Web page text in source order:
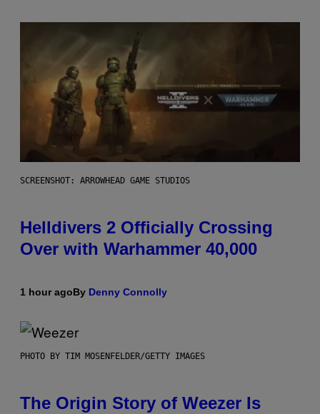
SCREENSHOT: ARROWHEAD GAME STUDIOS
Helldivers 2 Officially Crossing
Over with Warhammer 40,000
1 hour agoBy Denny Connolly
PHOTO BY TIM MOSENFELDER/GETTY IMAGES
The Origin Story of Weezer Is